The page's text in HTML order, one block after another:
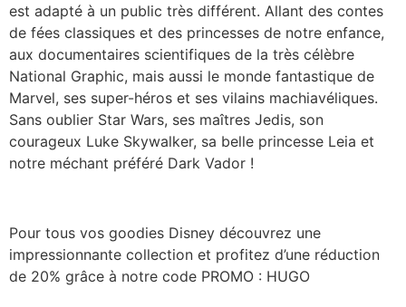
est adapté à un public très différent. Allant des contes
de fées classiques et des princesses de notre enfance,
aux documentaires scientifiques de la très célèbre
National Graphic, mais aussi le monde fantastique de
Marvel, ses super-héros et ses vilains machiavéliques.
Sans oublier Star Wars, ses maîtres Jedis, son
courageux Luke Skywalker, sa belle princesse Leia et
notre méchant préféré Dark Vador !
Pour tous vos goodies Disney découvrez une
impressionnante collection et profitez d’une réduction
de 20% grâce à notre code PROMO : HUGO